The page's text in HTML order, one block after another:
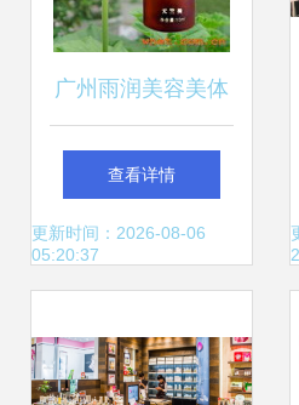
广州雨润美容美体
广州灵兰化妆品厂
查看详情
更新时间：2026-08-06
05:20:37